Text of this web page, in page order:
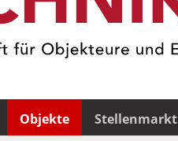
Objekte
Stellenmarkt